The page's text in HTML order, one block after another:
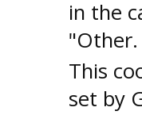
in the
"Other.
This
set by